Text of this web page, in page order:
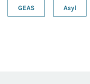
GEAS Asyl